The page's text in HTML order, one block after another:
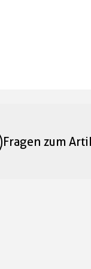
Fragen zum